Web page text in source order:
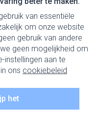
van essentiële
om onze website
gebruik van andere
geen mogelijkheid om
aan te
ons cookiebeleid
het